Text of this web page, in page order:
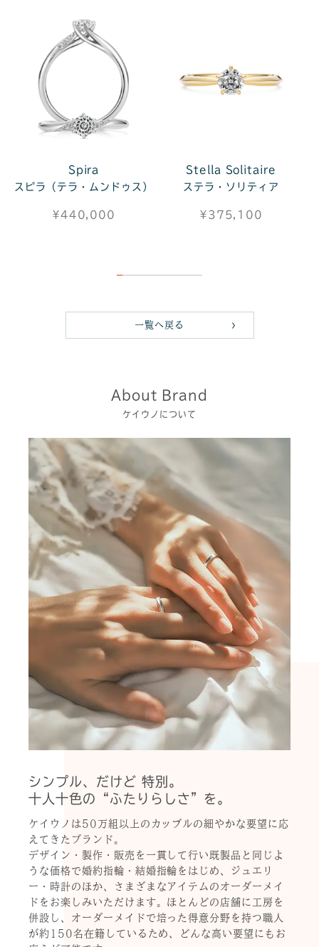
Spira
スピラ（テラ・ムンドゥス）
¥440,000
Stella Solitaire
ステラ・ソリティア
¥375,100
一覧へ戻る
About Brand
ケイウノについて
シンプル、だけど 特別。
十人十色の“ふたりらしさ”を。
ケイウノは50万組以上のカップルの細やかな要望に応
えてきたブランド。
デザイン・製作・販売を一貫して行い既製品と同じよ
うな価格で婚約指輪・結婚指輪をはじめ、ジュエリ
ー・時計のほか、さまざまなアイテムのオーダーメイ
ドをお楽しみいただけます。ほとんどの店舗に工房を
併設し、オーダーメイドで培った得意分野を持つ職人
が約150名在籍しているため、どんな高い要望にもお